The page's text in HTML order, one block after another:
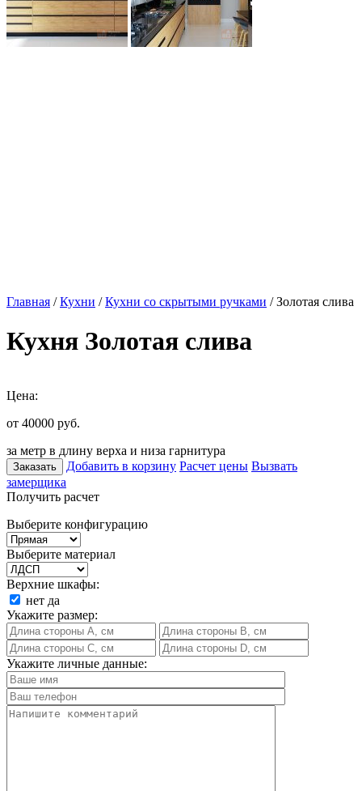
Главная /Кухни /Кухни со скрытыми ручками / Золотая слива
Кухня Золотая слива
Цена:
от 40000 руб.
за метр в длину верха и низа гарнитура
Заказать Добавить в корзину Расчет цены Вызвать
замерщика
Получить расчет
Выберите конфигурацию
Выберите материал
Верхние шкафы:
нет да
Укажите размер:
Укажите личные данные: